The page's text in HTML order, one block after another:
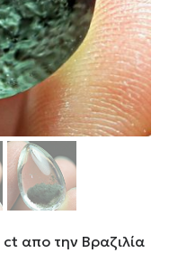
απο την Βραζιλία